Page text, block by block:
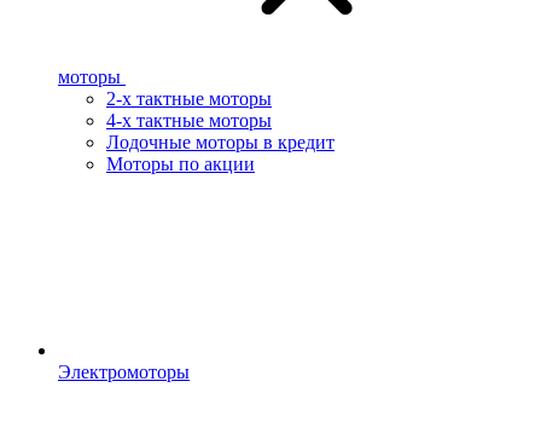
моторы
2-х тактные моторы
4-х тактные моторы
Лодочные моторы в кредит
Моторы по акции
Электромоторы